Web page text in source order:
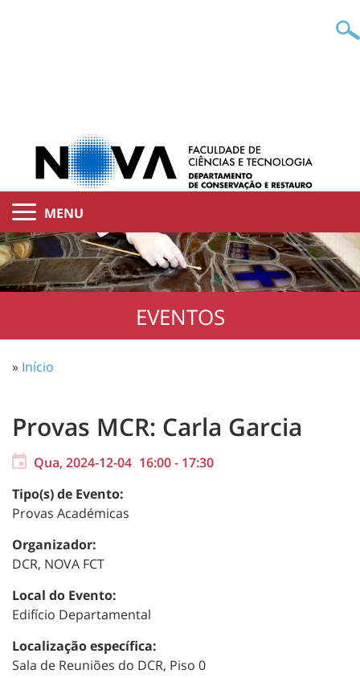
MENU
EVENTOS
» Início
Provas MCR: Carla Garcia
Qua, 2024-12-04 16:00- 17:30
Tipo(s) de Evento:
Provas Académicas
Organizador:
DCR, NOVA FCT
Local do Evento:
Edifício Departamental
Localização específica:
Sala de Reuniões do DCR, Piso 0